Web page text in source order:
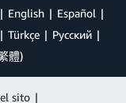
English
Español
Türkçe
Ρусский
體)
sito |